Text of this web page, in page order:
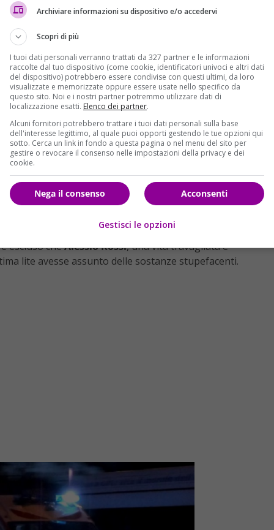
coltellate da sua moglie a Genova. La notizia è riportata
dopo l’ennesima violenta lite in casa per motivi banali.
volta reagisce:
al Campasso , una zona industriale nei pressi del
dopo il delitto si è barricata in casa minacciando di
l’ha convinta a non commettere un’altra follia. La donna,
in questura si è sfogata: “L’ho accoltellato per
trattava come una schiava”. Rossi era statodenunciato
nei confronti della moglie.
– ha spiegato il procuratore capo di Genova – mavisti
che ha dato la donna
, e cioè che abbia
agito
per ricostruire esattamente quanto successo”. Le
dagli agenti delle volanti che hanno svolto il primo
della sezione omicidi della squadra mobile coordinati dal
escluso cheAlessio Rossi, una vita travagliata e
lite avesse assunto delle sostanze stupefacenti.
Archiviare informazioni su dispositivo e/o accedervi
Scopri di più
I tuoi dati personali verranno trattati da 327 partner e le informazioni
raccolte dal tuo dispositivo (come cookie, identificatori univoci e altri dati
del dispositivo) potrebbero essere condivise con questi ultimi, da loro
visualizzate e memorizzate oppure essere usate nello specifico da
questo sito. Noi e i nostri partner potremmo utilizzare dati di
localizzazione esatti. Elenco dei partner.
Alcuni fornitori potrebbero trattare i tuoi dati personali sulla base
dell'interesse legittimo, al quale puoi opporti gestendo le tue opzioni qui
sotto. Cerca un link in fondo a questa pagina o nel menu del sito per
gestire o revocare il consenso nelle impostazioni della privacy e dei
cookie.
Acconsenti
Nega il consenso
Gestisci le opzioni